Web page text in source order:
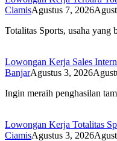
CiamisAgustus 7, 2026
Totalitas Sports, usaha
Lowongan Kerja Sales
BanjarAgustus 3, 2026
Ingin meraih penghasilan
Lowongan Kerja Totalitas
CiamisAgustus 3, 2026